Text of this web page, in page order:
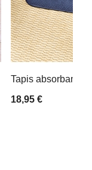
Tapis absorbant
18,95 €